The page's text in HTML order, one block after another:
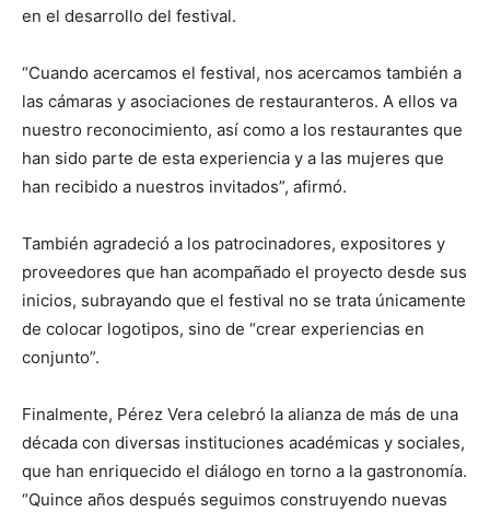
en el desarrollo del festival.
“Cuando acercamos el festival, nos acercamos también a
las cámaras y asociaciones de restauranteros. A ellos va
nuestro reconocimiento, así como a los restaurantes que
han sido parte de esta experiencia y a las mujeres que
han recibido a nuestros invitados”, afirmó.
También agradeció a los patrocinadores, expositores y
proveedores que han acompañado el proyecto desde sus
inicios, subrayando que el festival no se trata únicamente
de colocar logotipos, sino de “crear experiencias en
conjunto”.
Finalmente, Pérez Vera celebró la alianza de más de una
década con diversas instituciones académicas y sociales,
que han enriquecido el diálogo en torno a la gastronomía.
“Quince años después seguimos construyendo nuevas